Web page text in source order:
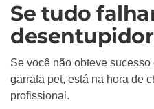
Se tudo
Se você não obteve
garrafa pet, está na hora de
profissional.